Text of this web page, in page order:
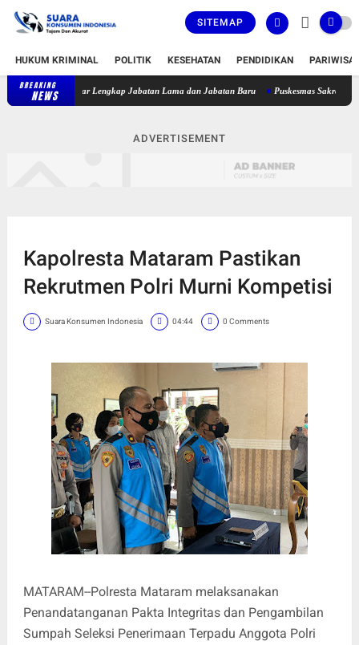
SITEMAP
HUKUM KRIMINAL POLITIK KESEHATAN PENDIDIKAN
BREAKING
NEWS
Berikut Daftar Lengkap Jabatan Lama dan Jabatan Baru Puskesmas Sakra Timur
ADVERTISEMENT
Kapolresta Mataram Pastikan
Rekrutmen Polri Murni Kompetisi
Suara Konsumen Indonesia 04:44 0 Comments
MATARAM--Polresta Mataram melaksanakan
Penandatanganan Pakta Integritas dan Pengambilan
Sumpah Seleksi Penerimaan Terpadu Anggota Polri